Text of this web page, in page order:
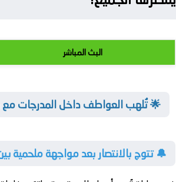
البث المباشر
🌟 تُلهب العواطف داخل المدرجات مع
🔔 تتوج بالانتصار بعد مواجهة ملحمية